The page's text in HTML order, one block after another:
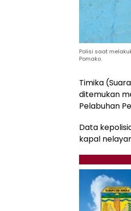
Polisi saat
Pomako.
Timika
ditemukan
Pelabuhan
Data
kapal